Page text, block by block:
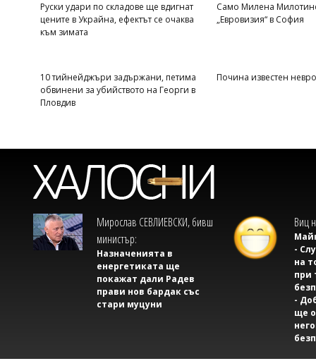
Руски удари по складове ще вдигнат
цените в Украйна, ефектът се очаква
към зимата
Само Милена
„Евровизия“ в София
10 тийнейджъри задържани, петима
обвинени за убийството на Георги в
Пловдив
Почина известен
Мирослав СЕВЛИЕВСКИ, бивш
министър:
Назначенията в
енергетиката ще
покажат дали Радев
прави нов бардак със
стари муцуни
Виц
-
на
при
-
ще